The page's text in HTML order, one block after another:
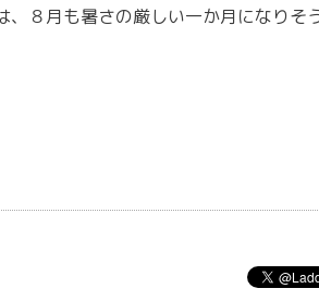
、８月も暑さの厳しい一か月になりそ